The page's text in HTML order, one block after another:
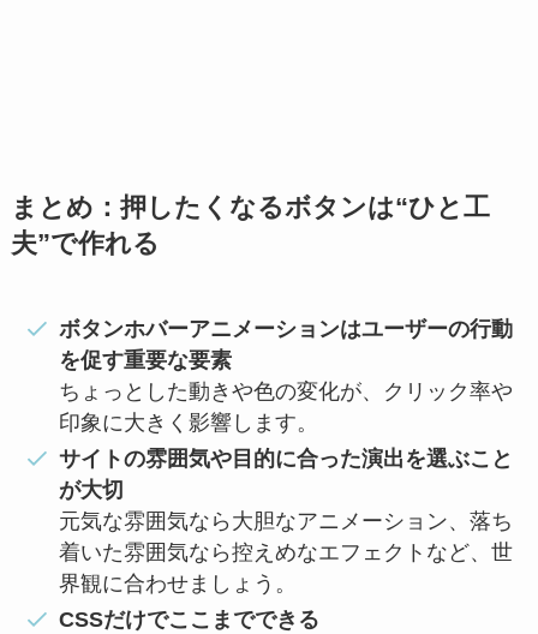
まとめ：押したくなるボタンは“ひと工
夫”で作れる
ボタンホバーアニメーションはユーザーの行動
を促す重要な要素
ちょっとした動きや色の変化が、クリック率や
印象に大きく影響します。
サイトの雰囲気や目的に合った演出を選ぶこと
が大切
元気な雰囲気なら大胆なアニメーション、落ち
着いた雰囲気なら控えめなエフェクトなど、世
界観に合わせましょう。
CSSだけでここまでできる